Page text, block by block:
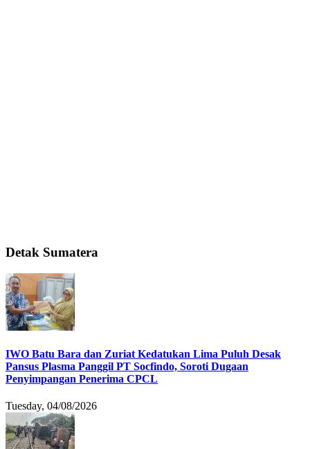
Detak Sumatera
IWO Batu Bara dan Zuriat Kedatukan Lima Puluh Desak
Pansus Plasma Panggil PT Socfindo, Soroti Dugaan
Penyimpangan Penerima CPCL
Tuesday, 04/08/2026